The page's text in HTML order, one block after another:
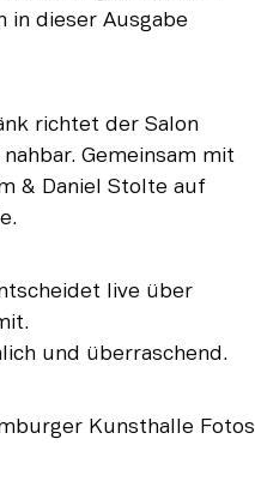
in dieser Ausgabe
richtet der Salon
Gemeinsam mit
& Daniel Stolte auf
live über
und überraschend.
Kunsthalle Fotos